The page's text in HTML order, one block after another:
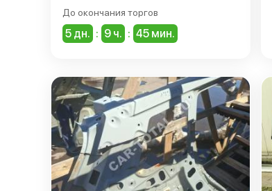
До окончания торгов
5 дн. : 9 ч. : 45 мин.